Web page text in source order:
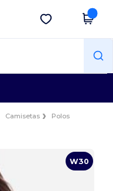
Descargar app
Camisetas
Polos
W30